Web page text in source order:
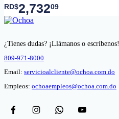
RD$2,73209
¿Tienes dudas? ¡Llámanos o escríbenos!
809-971-8000
Email: servicioalcliente@ochoa.com.do
Empleos: ochoaempleos@ochoa.com.do